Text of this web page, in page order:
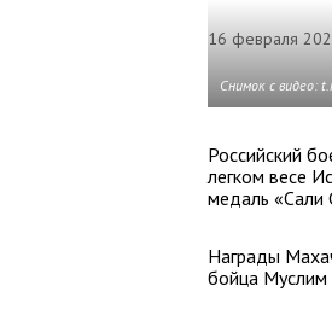
16 февраля
Снимок с видео:
Российский
легком весе
медаль «Сали
Награды
бойца Муслим